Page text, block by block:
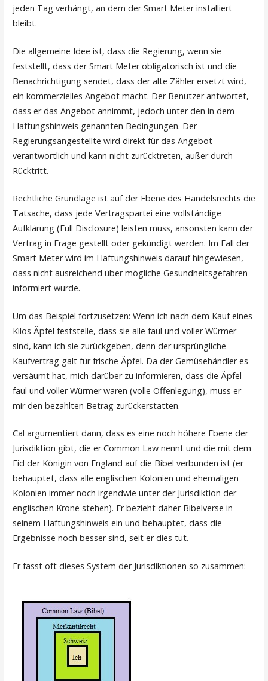
jeden Tag verhängt, an dem der Smart Meter installiert
bleibt.
Die allgemeine Idee ist, dass die Regierung, wenn sie
feststellt, dass der Smart Meter obligatorisch ist und die
Benachrichtigung sendet, dass der alte Zähler ersetzt wird,
ein kommerzielles Angebot macht. Der Benutzer antwortet,
dass er das Angebot annimmt, jedoch unter den in dem
Haftungshinweis genannten Bedingungen. Der
Regierungsangestellte wird direkt für das Angebot
verantwortlich und kann nicht zurücktreten, außer durch
Rücktritt.
Rechtliche Grundlage ist auf der Ebene des Handelsrechts die
Tatsache, dass jede Vertragspartei eine vollständige
Aufklärung (Full Disclosure) leisten muss, ansonsten kann der
Vertrag in Frage gestellt oder gekündigt werden. Im Fall der
Smart Meter wird im Haftungshinweis darauf hingewiesen,
dass nicht ausreichend über mögliche Gesundheitsgefahren
informiert wurde.
Um das Beispiel fortzusetzen: Wenn ich nach dem Kauf eines
Kilos Äpfel feststelle, dass sie alle faul und voller Würmer
sind, kann ich sie zurückgeben, denn der ursprüngliche
Kaufvertrag galt für frische Äpfel. Da der Gemüsehändler es
versäumt hat, mich darüber zu informieren, dass die Äpfel
faul und voller Würmer waren (volle Offenlegung), muss er
mir den bezahlten Betrag zurückerstatten.
Cal argumentiert dann, dass es eine noch höhere Ebene der
Jurisdiktion gibt, die er Common Law nennt und die mit dem
Eid der Königin von England auf die Bibel verbunden ist (er
behauptet, dass alle englischen Kolonien und ehemaligen
Kolonien immer noch irgendwie unter der Jurisdiktion der
englischen Krone stehen). Er bezieht daher Bibelverse in
seinem Haftungshinweis ein und behauptet, dass die
Ergebnisse noch besser sind, seit er dies tut.
Er fasst oft dieses System der Jurisdiktionen so zusammen: